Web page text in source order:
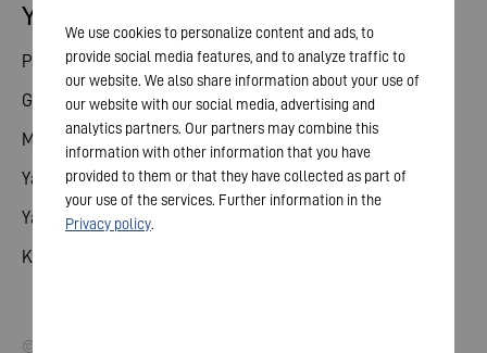
Yatırımcı ilişkileri
Paylaş
Genel toplantı
Mali takvim
Yayınlar
Yatırımcı iletişim
Kurumsal Yönetim
© 2026 VARTA AG. Tüm hakları Saklıdır.
We use cookies to personalize content and ads, to
provide social media features, and to analyze traffic to
our website. We also share information about your use of
our website with our social media, advertising and
analytics partners. Our partners may combine this
information with other information that you have
provided to them or that they have collected as part of
your use of the services. Further information in the
Privacy policy.